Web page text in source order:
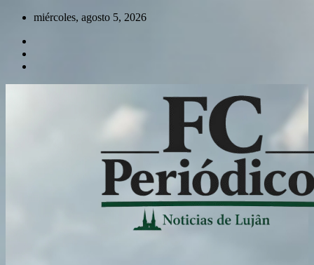
Skip
content
miércoles, agosto 5, 2026